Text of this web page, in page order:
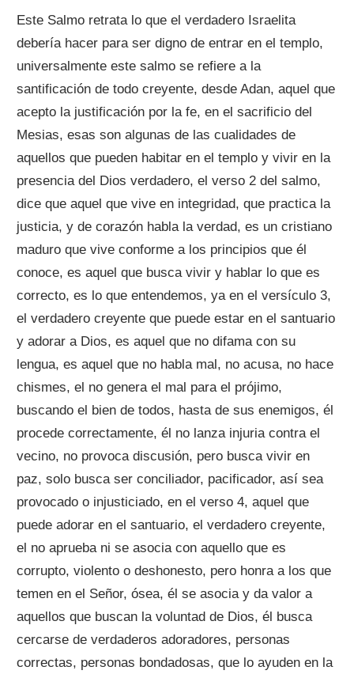
Este Salmo retrata lo que el verdadero Israelita
debería hacer para ser digno de entrar en el templo,
universalmente este salmo se refiere a la
santificación de todo creyente, desde Adan, aquel que
acepto la justificación por la fe, en el sacrificio del
Mesias, esas son algunas de las cualidades de
aquellos que pueden habitar en el templo y vivir en la
presencia del Dios verdadero, el verso 2 del salmo,
dice que aquel que vive en integridad, que practica la
justicia, y de corazón habla la verdad, es un cristiano
maduro que vive conforme a los principios que él
conoce, es aquel que busca vivir y hablar lo que es
correcto, es lo que entendemos, ya en el versículo 3,
el verdadero creyente que puede estar en el santuario
y adorar a Dios, es aquel que no difama con su
lengua, es aquel que no habla mal, no acusa, no hace
chismes, el no genera el mal para el prójimo,
buscando el bien de todos, hasta de sus enemigos, él
procede correctamente, él no lanza injuria contra el
vecino, no provoca discusión, pero busca vivir en
paz, solo busca ser conciliador, pacificador, así sea
provocado o injusticiado, en el verso 4, aquel que
puede adorar en el santuario, el verdadero creyente,
el no aprueba ni se asocia con aquello que es
corrupto, violento o deshonesto, pero honra a los que
temen en el Señor, ósea, él se asocia y da valor a
aquellos que buscan la voluntad de Dios, él busca
cercarse de verdaderos adoradores, personas
correctas, personas bondadosas, que lo ayuden en la